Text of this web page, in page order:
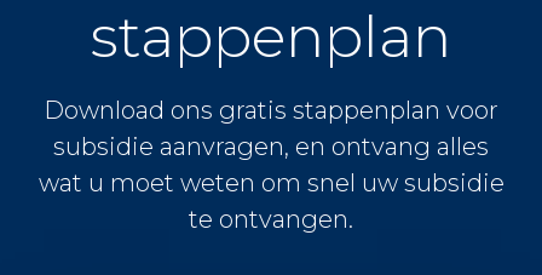
stappenplan
Download ons gratis stappenplan voor
subsidie aanvragen, en ontvang alles
wat u moet weten om snel uw subsidie
te ontvangen.